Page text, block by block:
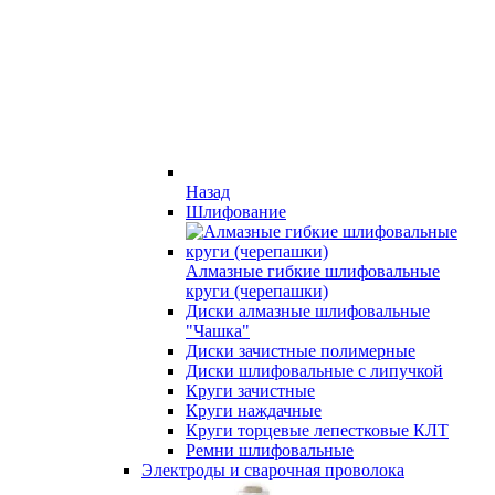
Назад
Шлифование
Алмазные гибкие шлифовальные
круги (черепашки)
Диски алмазные шлифовальные
"Чашка"
Диски зачистные полимерные
Диски шлифовальные с липучкой
Круги зачистные
Круги наждачные
Круги торцевые лепестковые КЛТ
Ремни шлифовальные
Электроды и сварочная проволока